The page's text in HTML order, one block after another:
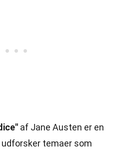
af Jane Austen er en
temaer som